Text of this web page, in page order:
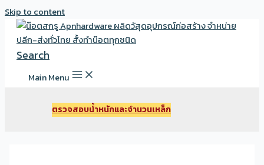
Skip to content
Search
Main Menu
ตรวจสอบนํ้าหนักและจํานวนเหล็ก